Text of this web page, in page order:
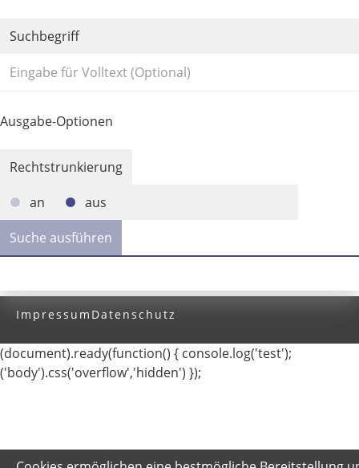
Suchbegriff
Ausgabe-Optionen
Rechtstrunkierung
an
aus
Impressum Datenschutz
(document).ready(function() { console.log('test');
('body').css('overflow','hidden') });